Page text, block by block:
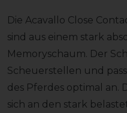
Die Acavallo Close
sind aus einem stark
Memoryschaum. Der
Scheuerstellen und
des Pferdes optimal an.
sich an den stark